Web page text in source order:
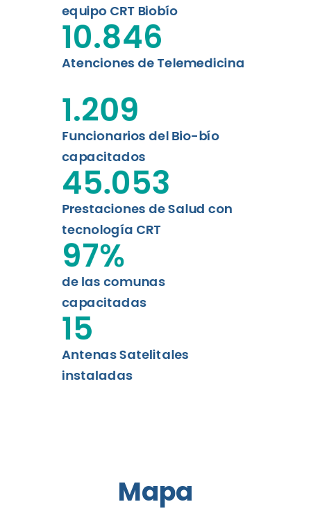
equipo CRT Biobío
Atenciones de Telemedicina
10.846
Funcionarios del Bio-bío
capacitados
1.209
Prestaciones de Salud con
tecnología CRT
45.053
de las comunas
capacitadas
97%
Antenas Satelitales
instaladas
15
Mapa